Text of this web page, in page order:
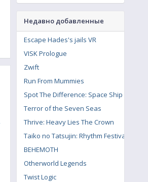
Недавно добавленные
Escape Hades's jails VR
VISK Prologue
Zwift
Run From Mummies
Spot The Difference: Space Ship
Terror of the Seven Seas
Thrive: Heavy Lies The Crown
Taiko no Tatsujin: Rhythm Festival
BEHEMOTH
Otherworld Legends
Twist Logic